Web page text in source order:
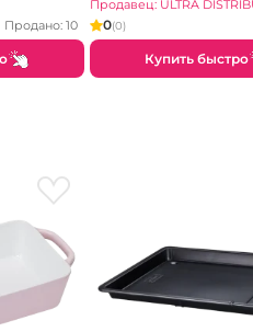
Продано: 10
Продавец: ULTRA
0(0)
Купить быстро